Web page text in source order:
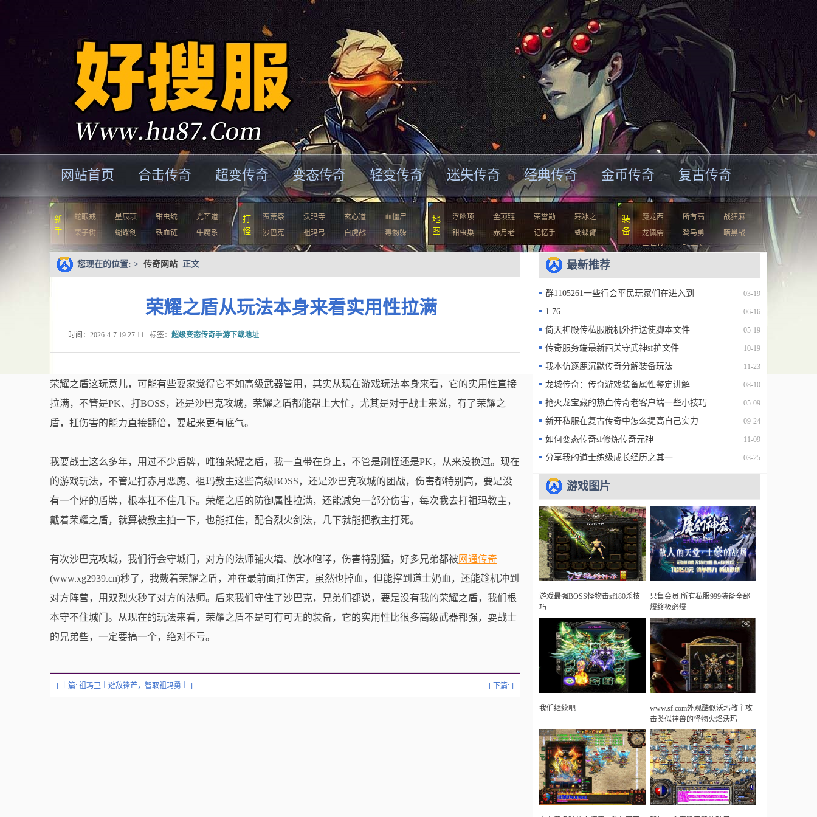
网站首页 合击传奇 超变传奇 变态传奇 轻变传奇 迷失传奇 经典传奇 金币传奇 复古传奇
新
手
蛇眼戒… 星辰项… 钳虫统…
光芒道…
栗子树…
蝴蝶剑… 铁血链… 牛魔系…
打
怪
蛮荒祭… 沃玛寺… 玄心道…
血僵尸…
沙巴克…
祖玛弓… 白虎战… 毒物躲…
地
图
浮幽项… 金项链… 荣誉勋…
寒冰之…
钳虫巢…
赤月老… 记忆手… 蝴蝶臂…
装
备
魔龙西… 所有高…
战狂麻…
龙佩需…
驽马勇…
暗黑战…
天师长…
破魔之…
您现在的位置: > 传奇网站 正文
荣耀之盾从玩法本身来看实用性拉满
时间：2026-4-7 19:27:11 标签： 超级变态传奇手游下载地址
荣耀之盾这玩意儿，可能有些耍家觉得它不如高级武器管用，其实从现在游戏玩法本身来看，它的实用性直接
拉满，不管是PK、打BOSS，还是沙巴克攻城，荣耀之盾都能帮上大忙，尤其是对于战士来说，有了荣耀之
盾，扛伤害的能力直接翻倍，耍起来更有底气。
我耍战士这么多年，用过不少盾牌，唯独荣耀之盾，我一直带在身上，不管是刷怪还是PK，从来没换过。现在
的游戏玩法，不管是打赤月恶魔、祖玛教主这些高级BOSS，还是沙巴克攻城的团战，伤害都特别高，要是没
有一个好的盾牌，根本扛不住几下。荣耀之盾的防御属性拉满，还能减免一部分伤害，每次我去打祖玛教主，
戴着荣耀之盾，就算被教主拍一下，也能扛住，配合烈火剑法，几下就能把教主打死。
有次沙巴克攻城，我们行会守城门，对方的法师铺火墙、放冰咆哮，伤害特别猛，好多兄弟都被网通传奇
(www.xg2939.cn)秒了，我戴着荣耀之盾，冲在最前面扛伤害，虽然也掉血，但能撑到道士奶血，还能趁机冲到
对方阵营，用双烈火秒了对方的法师。后来我们守住了沙巴克，兄弟们都说，要是没有我的荣耀之盾，我们根
本守不住城门。从现在的玩法来看，荣耀之盾不是可有可无的装备，它的实用性比很多高级武器都强，耍战士
的兄弟些，一定要搞一个，绝对不亏。
[ 上篇: 祖玛卫士避敌锋芒，智取祖玛勇士 ] [ 下篇: ]
最新推荐
03-19
群1105261一些行会平民玩家们在进入到
06-16
1.76
05-19
倚天神殿传私服脱机外挂送使脚本文件
10-19
传奇服务端最新西关守武神sf护文件
11-23
我本仿逐鹿沉默传奇分解装备玩法
08-10
龙城传奇：传奇游戏装备属性鉴定讲解
05-09
抢火龙宝藏的热血传奇老客户端一些小技巧
09-24
新开私服在复古传奇中怎么提高自己实力
11-09
如何变态传奇sf修炼传奇元神
03-25
分享我的道士练级成长经历之其一
游戏图片
游戏最强BOSS怪物击sf180杀技
巧
只售会员.所有私服999装备全部
爆终极必爆
我们继续吧
www.sf.com外观酷似沃玛教主攻
击类似神兽的怪物火焰沃玛